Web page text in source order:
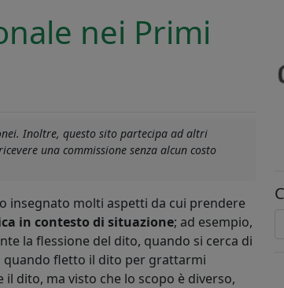
nei Primi
Inoltre, questo sito partecipa ad altri
una commissione senza alcun costo
insegnato molti aspetti da cui prendere
in contesto di situazione; ad esempio,
la flessione del dito, quando si cerca di
quando fletto il dito per grattarmi
dito, ma visto che lo scopo è diverso,